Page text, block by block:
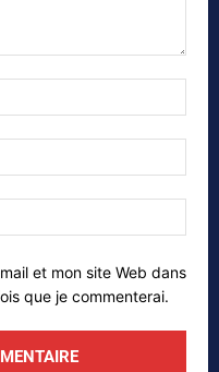
:*
web:
et mon site Web dans
que je commenterai.